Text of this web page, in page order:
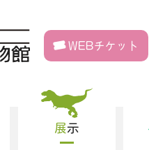
WEBチケット
展示